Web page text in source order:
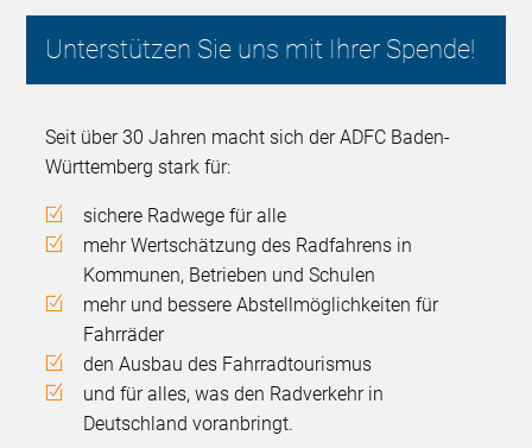
Unterstützen Sie uns mit Ihrer Spende!
Seit über 30 Jahren macht sich der ADFC Baden-
Württemberg stark für:
sichere Radwege für alle
mehr Wertschätzung des Radfahrens in
Kommunen, Betrieben und Schulen
mehr und bessere Abstellmöglichkeiten für
Fahrräder
den Ausbau des Fahrradtourismus
und für alles, was den Radverkehr in
Deutschland voranbringt.